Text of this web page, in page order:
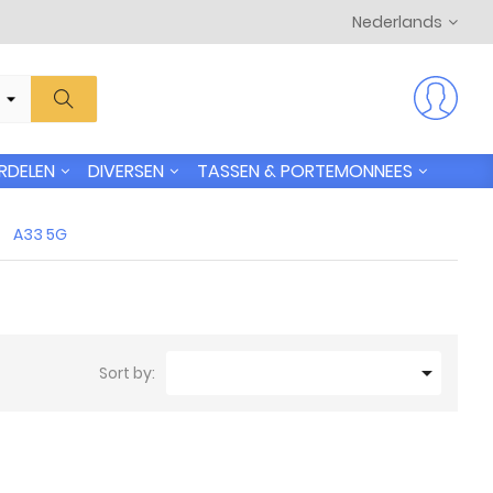
Nederlands
DIVERSEN TASSEN & PORTEMONNEES
A33 5G

Sort by: